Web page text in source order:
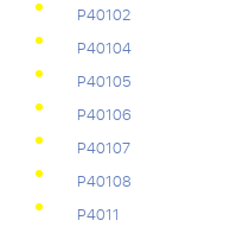
Р40102
Р40104
Р40105
Р40106
Р40107
Р40108
Р4011